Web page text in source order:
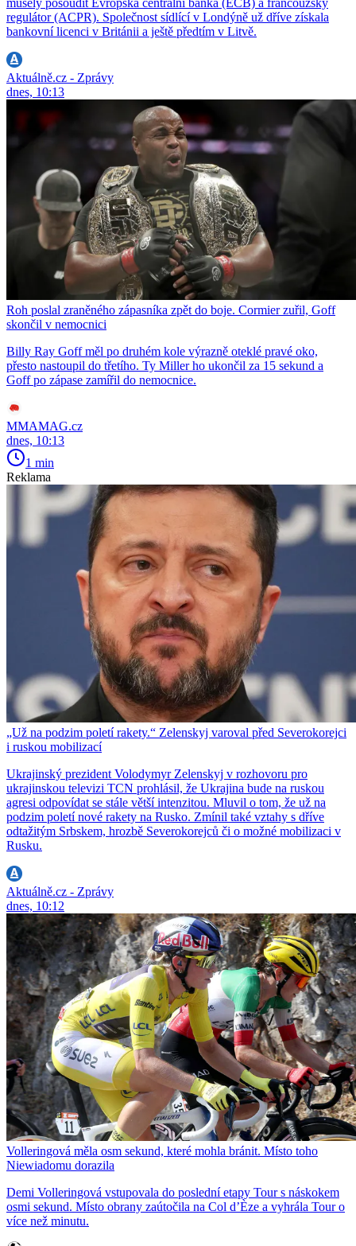
musely posoudit Evropská centrální banka (ECB) a francouzský
regulátor (ACPR). Společnost sídlící v Londýně už dříve získala
bankovní licenci v Británii a ještě předtím v Litvě.
Aktuálně.cz - Zprávy
dnes, 10:13
Roh poslal zraněného zápasníka zpět do boje. Cormier zuřil, Goff
skončil v nemocnici
Billy Ray Goff měl po druhém kole výrazně oteklé pravé oko,
přesto nastoupil do třetího. Ty Miller ho ukončil za 15 sekund a
Goff po zápase zamířil do nemocnice.
MMAMAG.cz
dnes, 10:13
1 min
Reklama
„Už na podzim poletí rakety.“ Zelenskyj varoval před Severokorejci
i ruskou mobilizací
Ukrajinský prezident Volodymyr Zelenskyj v rozhovoru pro
ukrajinskou televizi TCN prohlásil, že Ukrajina bude na ruskou
agresi odpovídat se stále větší intenzitou. Mluvil o tom, že už na
podzim poletí nové rakety na Rusko. Zmínil také vztahy s dříve
odtažitým Srbskem, hrozbě Severokorejců či o možné mobilizaci v
Rusku.
Aktuálně.cz - Zprávy
dnes, 10:12
Volleringová měla osm sekund, které mohla bránit. Místo toho
Niewiadomu dorazila
Demi Volleringová vstupovala do poslední etapy Tour s náskokem
osmi sekund. Místo obrany zaútočila na Col d’Èze a vyhrála Tour o
více než minutu.